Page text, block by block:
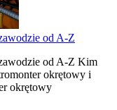
od A-Z
od A-Z Kim
okrętowy i
okrętowy